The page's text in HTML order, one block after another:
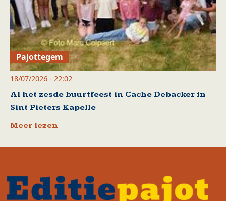
Pajottegem
18/07/2026 - 22:02
Al het zesde buurtfeest in Cache Debacker in
Sint Pieters Kapelle
Meer lezen